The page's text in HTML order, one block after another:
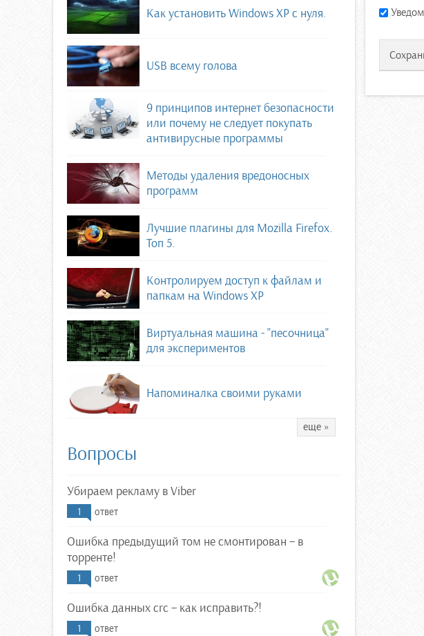
Как установить Windows XP с нуля.
USB всему голова
9 принципов интернет безопасности
или почему не следует покупать
антивирусные программы
Методы удаления вредоносных
программ
Лучшие плагины для Mozilla Firefox.
Топ 5.
Контролируем доступ к файлам и
папкам на Windows XP
Виртуальная машина - "песочница"
для экспериментов
Напоминалка своими руками
еще »
Вопросы
Убираем рекламу в Viber
1 ответ
Ошибка предыдущий том не смонтирован – в
торренте!
1 ответ
Ошибка данных crc – как исправить?!
1 ответ